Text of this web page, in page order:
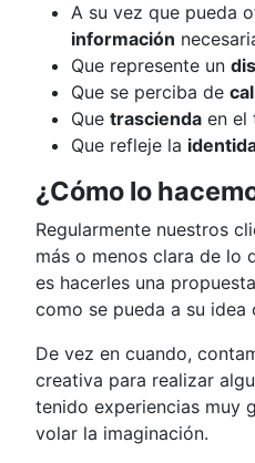
A su vez que pueda
información
Que represente un
Que se perciba de
Que trascienda en el
Que refleje la
¿Cómo lo
Regularmente nuestros
más o menos clara de lo
es hacerles una
como se pueda a su idea
De vez en cuando,
creativa para realizar
tenido experiencias muy
volar la imaginación.